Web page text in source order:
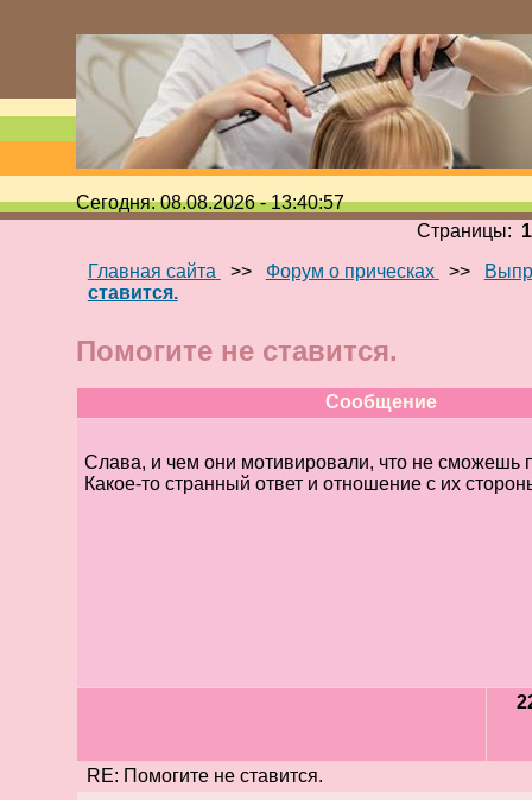
Сегодня: 08.08.2026 - 13:40:57
Страницы: 1
Главная сайта
>> Форум о прическах >>
ставится.
Помогите не ставится.
Сообщение
Слава, и чем они мотивировали, что не сможешь
Какое-то странный ответ и отношение с их
RE: Помогите не ставится.